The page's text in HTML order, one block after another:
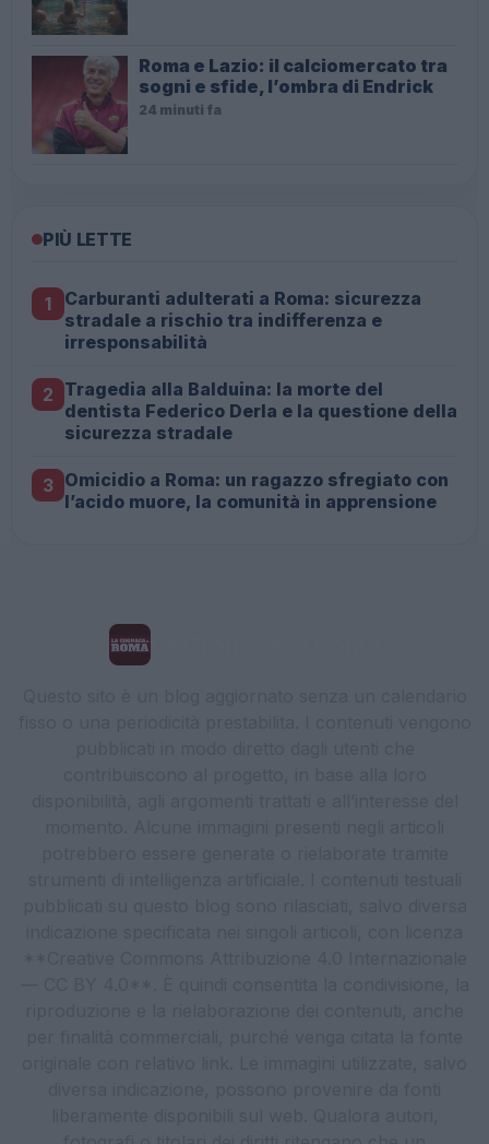
Roma e Lazio: il calciomercato tra
sogni e sfide, l’ombra di Endrick
24 minuti fa
PIÙ LETTE
1
Carburanti adulterati a Roma: sicurezza
stradale a rischio tra indifferenza e
irresponsabilità
2 Tragedia alla Balduina: la morte del
dentista Federico Derla e la questione della
sicurezza stradale
3 Omicidio a Roma: un ragazzo sfregiato con
l’acido muore, la comunità in apprensione